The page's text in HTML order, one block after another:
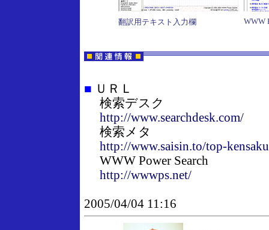
翻訳用テキスト入力欄 WWW
■ ＵＲＬ
検索デスク
http://www.searchdesk.com/
検索メタ
http://www.saisin.to/top-
WWW Power Search
http://wwwps.net/
2005/04/04 11:16